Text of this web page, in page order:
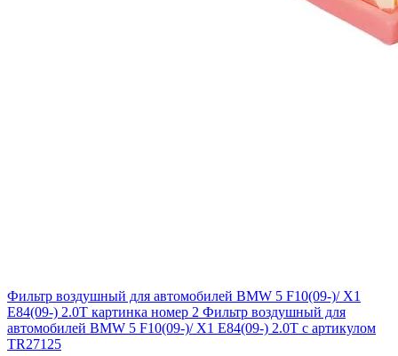
Фильтр воздушный для автомобилей BMW 5 F10(09-)/ X1
E84(09-) 2.0T картинка номер 2 Фильтр воздушный для
автомобилей BMW 5 F10(09-)/ X1 E84(09-) 2.0T с артикулом
TR27125